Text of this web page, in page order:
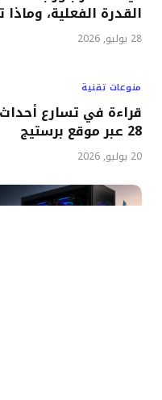
القدرة الفعلية،
28 يوليو, 2026
منوعات تقنية
قراءة في تسارع
28 عبر موقع برستيج
20 يوليو, 2026